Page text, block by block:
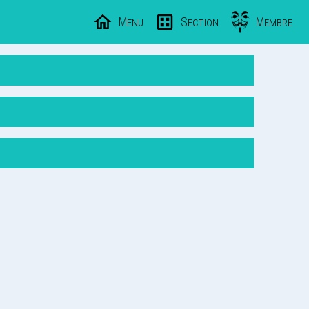
Menu Section Membre